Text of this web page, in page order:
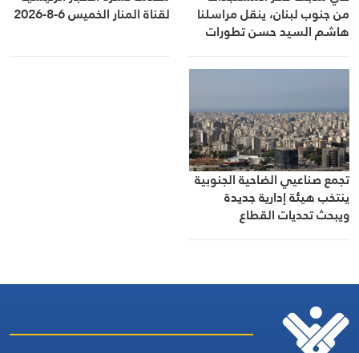
من جنوب لبنان، ينقل مراسلنا
هاشم السيد حسن تطورات
لقناة المنار الخميس 6-8-2026
تجمع صناعيي الضاحية الجنوبية
ينتخب هيئة إدارية جديدة
ويبحث تحديات القطاع